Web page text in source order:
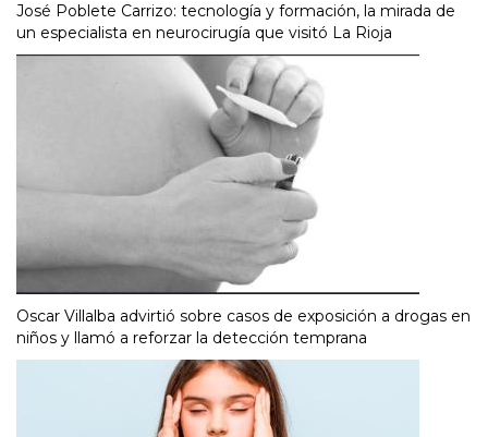
José Poblete Carrizo: tecnología y formación, la mirada de
un especialista en neurocirugía que visitó La Rioja
Oscar Villalba advirtió sobre casos de exposición a drogas en
niños y llamó a reforzar la detección temprana